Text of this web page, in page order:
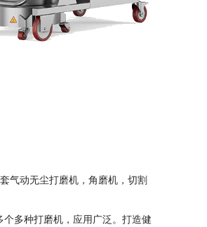
气动无尘打磨机，角磨机，切割
多种打磨机，应用广泛。打造健